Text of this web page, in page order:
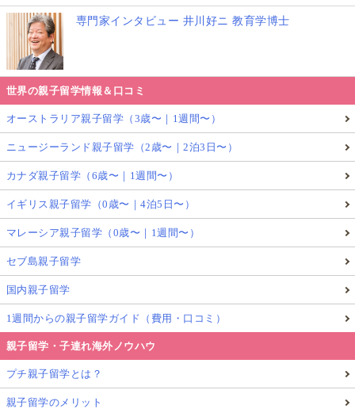
専門家インタビュー 井川好ニ 教育学博士
世界の親子留学情報＆口コミ
オーストラリア親子留学（3歳〜｜1週間〜）
ニュージーランド親子留学（2歳〜｜2泊3日〜）
カナダ親子留学（6歳〜｜1週間〜）
イギリス親子留学（0歳〜｜4泊5日〜）
マレーシア親子留学（0歳〜｜1週間〜）
セブ島親子留学
国内親子留学
1週間からの親子留学ガイド（費用・口コミ）
親子留学・子連れ海外ノウハウ
プチ親子留学とは？
親子留学のメリット